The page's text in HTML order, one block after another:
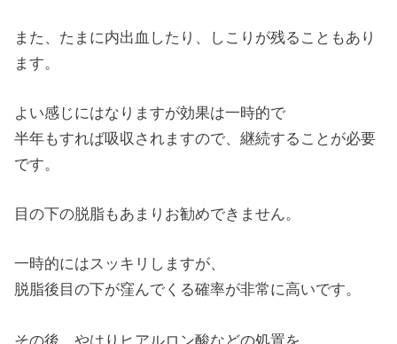
また、たまに内出血したり、しこりが残ることもあり
ます。
よい感じにはなりますが効果は一時的で
半年もすれば吸収されますので、継続することが必要
です。
目の下の脱脂もあまりお勧めできません。
一時的にはスッキリしますが、
脱脂後目の下が窪んでくる確率が非常に高いです。